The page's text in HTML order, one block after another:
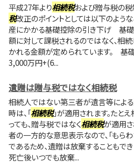
平成27年より相続税および贈与税の税
税改正のポイントとしては以下のような
産にかかる基礎控除の引き下げ 基礎
額に対して課税されるのではなく、相
かれる金額が定められています。 基
3,000万円+(6...
遺贈は贈与税ではなく相続税
相続人ではない第三者が遺言等によ
時は、「相続税」が適用されます。たと
っても、贈与税ではなく相続税が適用さ
者の一方的な意思表示なので、「もら
であるため、遺贈は放棄することもで
死亡後いつでも放棄...